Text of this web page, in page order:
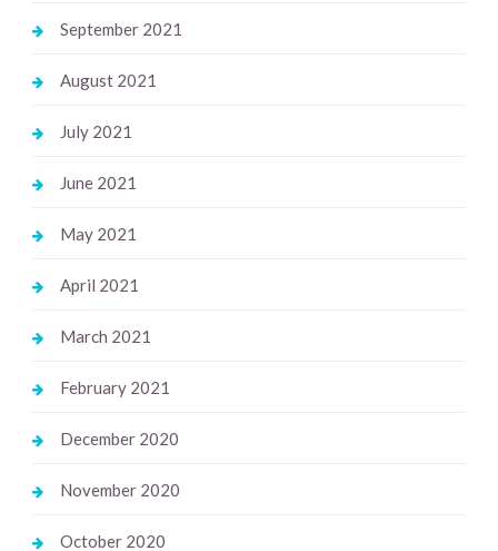
September 2021
August 2021
July 2021
June 2021
May 2021
April 2021
March 2021
February 2021
December 2020
November 2020
October 2020